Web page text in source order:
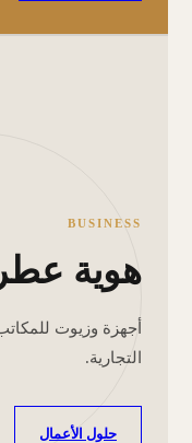
BUSINESS
هوية
أجهزة وزيوت
التجارية.
حلول الأعمال